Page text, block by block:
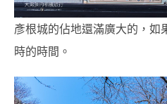
彥根城的佔地還滿廣大的，如
時的時間。